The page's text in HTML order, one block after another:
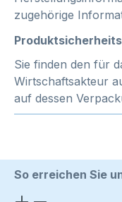
zugehörige
Sie finden den für
Wirtschaftsakteur
auf dessen
So erreichen Sie